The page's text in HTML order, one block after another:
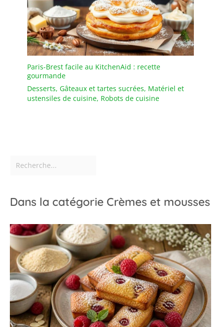
Paris-Brest facile au KitchenAid : recette
gourmande
Desserts, Gâteaux et tartes sucrées, Matériel et
ustensiles de cuisine, Robots de cuisine
Dans la catégorie Crèmes et mousses